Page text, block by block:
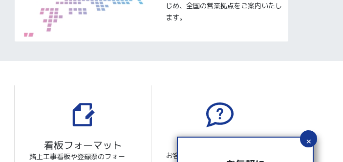
じめ、全国の営業拠点をご案内いたし
ます。
看板フォーマット
路上工事看板や登録票のフォー お客さまから寄せられたよくある